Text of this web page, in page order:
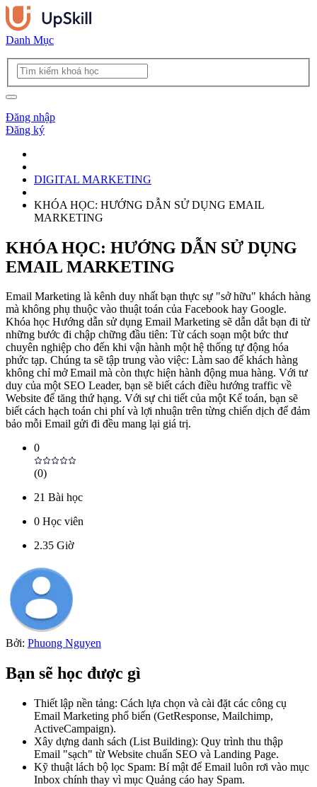
Danh Mục
Đăng nhập
Đăng ký
DIGITAL MARKETING
KHÓA HỌC: HƯỚNG DẪN SỬ DỤNG EMAIL
MARKETING
KHÓA HỌC: HƯỚNG DẪN SỬ DỤNG
EMAIL MARKETING
Email Marketing là kênh duy nhất bạn thực sự "sở hữu" khách hàng
mà không phụ thuộc vào thuật toán của Facebook hay Google.
Khóa học Hướng dẫn sử dụng Email Marketing sẽ dẫn dắt bạn đi từ
những bước đi chập chững đầu tiên: Từ cách soạn một bức thư
chuyên nghiệp cho đến khi vận hành một hệ thống tự động hóa
phức tạp. Chúng ta sẽ tập trung vào việc: Làm sao để khách hàng
không chỉ mở Email mà còn thực hiện hành động mua hàng. Với tư
duy của một SEO Leader, bạn sẽ biết cách điều hướng traffic về
Website để tăng thứ hạng. Với sự chi tiết của một Kế toán, bạn sẽ
biết cách hạch toán chi phí và lợi nhuận trên từng chiến dịch để đảm
bảo mỗi Email gửi đi đều mang lại giá trị.
0
(0)
21 Bài học
0 Học viên
2.35 Giờ
Bởi: Phuong Nguyen
Bạn sẽ học được gì
Thiết lập nền tảng: Cách lựa chọn và cài đặt các công cụ
Email Marketing phổ biến (GetResponse, Mailchimp,
ActiveCampaign).
Xây dựng danh sách (List Building): Quy trình thu thập
Email "sạch" từ Website chuẩn SEO và Landing Page.
Kỹ thuật lách bộ lọc Spam: Bí mật để Email luôn rơi vào mục
Inbox chính thay vì mục Quảng cáo hay Spam.